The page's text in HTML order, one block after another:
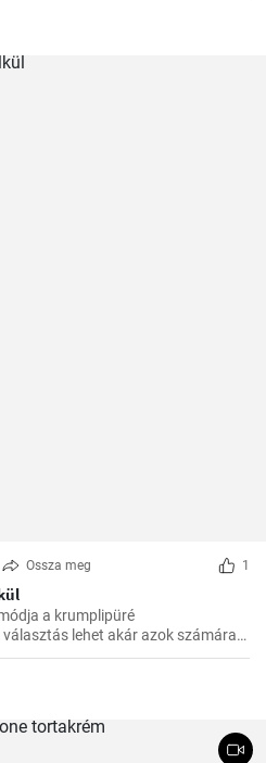
Ossza meg 1
a krumplipüré
lehet akár azok számára
Egyszerű, de lenyűgöző, és az